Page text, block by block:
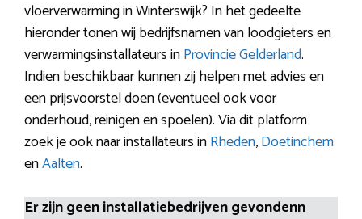
vloerverwarming in Winterswijk? In het gedeelte
hieronder tonen wij bedrijfsnamen van loodgieters en
verwarmingsinstallateurs inProvincie Gelderland.
Indien beschikbaar kunnen zij helpen met advies en
een prijsvoorstel doen (eventueel ook voor
onderhoud, reinigen en spoelen). Via dit platform
zoek je ook naar installateurs inRheden,Doetinchem
enAalten.
Er zijn geen installatiebedrijven gevondenn